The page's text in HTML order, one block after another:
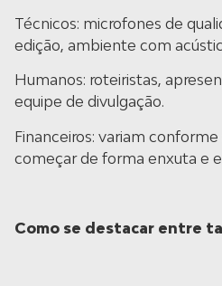
Técnicos: microfones de
edição, ambiente com
Humanos: roteiristas,
equipe de divulgação.
Financeiros: variam
começar de forma enxuta e
Como se destacar entre